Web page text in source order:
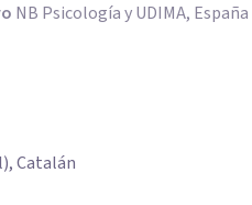
NB Psicología y UDIMA, España
Catalán